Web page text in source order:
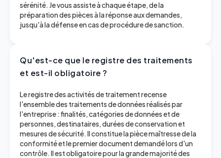
sérénité. Je vous assiste à chaque étape, de la
préparation des pièces à la réponse aux demandes,
jusqu'à la défense en cas de procédure de sanction.
Qu'est-ce que le registre des traitements
et est-il obligatoire ?
Le registre des activités de traitement recense
l'ensemble des traitements de données réalisés par
l'entreprise : finalités, catégories de données et de
personnes, destinataires, durées de conservation et
mesures de sécurité. Il constitue la pièce maîtresse de la
conformité et le premier document demandé lors d'un
contrôle. Il est obligatoire pour la grande majorité des